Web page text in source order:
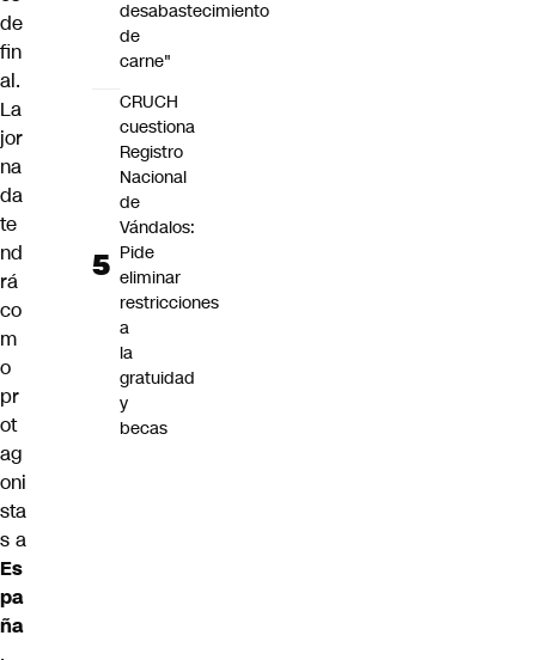
de
fin
al.
La
jor
na
da
te
nd
rá
co
m
o
pr
ot
ag
oni
sta
s a
Es
pa
ña
,
desabastecimiento
de
carne"
CRUCH
cuestiona
Registro
Nacional
de
Vándalos:
Pide
eliminar
restricciones
a
la
gratuidad
y
becas